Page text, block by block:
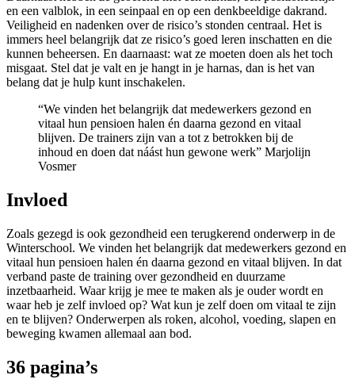
en een valblok, in een seinpaal en op een denkbeeldige dakrand.
Veiligheid en nadenken over de risico’s stonden centraal. Het is
immers heel belangrijk dat ze risico’s goed leren inschatten en die
kunnen beheersen. En daarnaast: wat ze moeten doen als het toch
misgaat. Stel dat je valt en je hangt in je harnas, dan is het van
belang dat je hulp kunt inschakelen.
“We vinden het belangrijk dat medewerkers gezond en
vitaal hun pensioen halen én daarna gezond en vitaal
blijven. De trainers zijn van a tot z betrokken bij de
inhoud en doen dat náást hun gewone werk” Marjolijn
Vosmer
Invloed
Zoals gezegd is ook gezondheid een terugkerend onderwerp in de
Winterschool. We vinden het belangrijk dat medewerkers gezond en
vitaal hun pensioen halen én daarna gezond en vitaal blijven. In dat
verband paste de training over gezondheid en duurzame
inzetbaarheid. Waar krijg je mee te maken als je ouder wordt en
waar heb je zelf invloed op? Wat kun je zelf doen om vitaal te zijn
en te blijven? Onderwerpen als roken, alcohol, voeding, slapen en
beweging kwamen allemaal aan bod.
36 pagina’s